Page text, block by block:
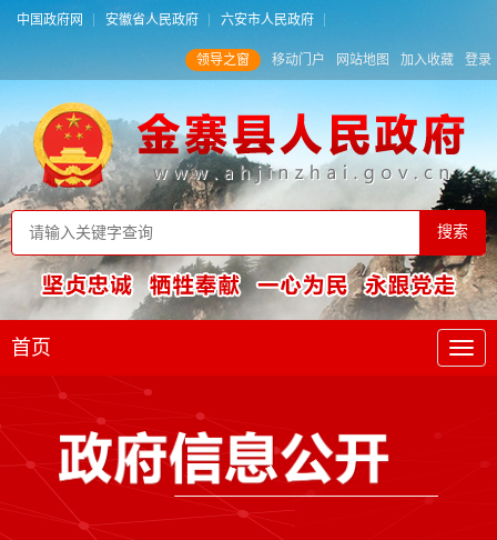
中国政府网 安徽省人民政府 六安市人民政府
领导之窗 移动门户 网站地图 加入收藏 登录
首页